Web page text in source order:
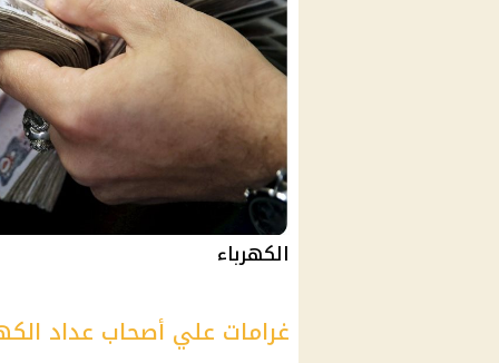
الكهرباء
غرامات علي أصحاب عداد